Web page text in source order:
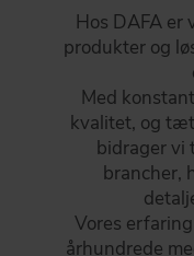
Hos DAFA er
produkter og
Med
kvalitet, og
bidrager vi
brancher,
Vores
århundrede
DAFA GROUP